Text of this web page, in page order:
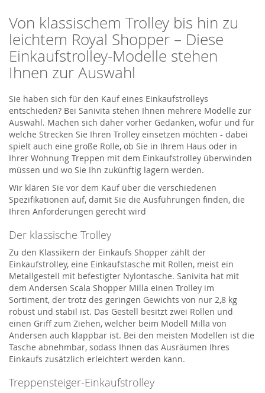
Von klassischem Trolley bis hin zu
leichtem Royal Shopper – Diese
Einkaufstrolley-Modelle stehen
Ihnen zur Auswahl
Sie haben sich für den Kauf eines Einkaufstrolleys
entschieden? Bei Sanivita stehen Ihnen mehrere Modelle zur
Auswahl. Machen sich daher vorher Gedanken, wofür und für
welche Strecken Sie Ihren Trolley einsetzen möchten - dabei
spielt auch eine große Rolle, ob Sie in Ihrem Haus oder in
Ihrer Wohnung Treppen mit dem Einkaufstrolley überwinden
müssen und wo Sie Ihn zukünftig lagern werden.
Wir klären Sie vor dem Kauf über die verschiedenen
Spezifikationen auf, damit Sie die Ausführungen finden, die
Ihren Anforderungen gerecht wird
Der klassische Trolley
Zu den Klassikern der Einkaufs Shopper zählt der
Einkaufstrolley, eine Einkaufstasche mit Rollen, meist ein
Metallgestell mit befestigter Nylontasche. Sanivita hat mit
dem Andersen Scala Shopper Milla einen Trolley im
Sortiment, der trotz des geringen Gewichts von nur 2,8 kg
robust und stabil ist. Das Gestell besitzt zwei Rollen und
einen Griff zum Ziehen, welcher beim Modell Milla von
Andersen auch klappbar ist. Bei den meisten Modellen ist die
Tasche abnehmbar, sodass Ihnen das Ausräumen Ihres
Einkaufs zusätzlich erleichtert werden kann.
Treppensteiger-Einkaufstrolley